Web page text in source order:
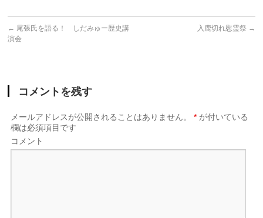
← 尾張氏を語る！ しだみゅー歴史講
演会
入鹿切れ慰霊祭 →
コメントを残す
メールアドレスが公開されることはありません。 * が付いている
欄は必須項目です
コメント